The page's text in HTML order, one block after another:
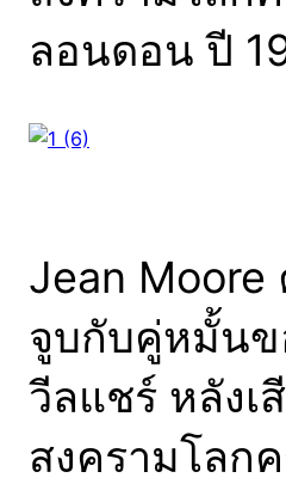
ลอนดอน ปี
Jean Moore
จูบกับคู่หมั้นข
วีลแชร์ หลังเ
สงครามโลก